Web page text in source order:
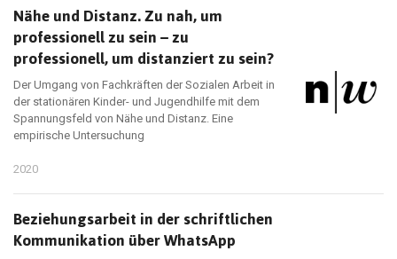
Nähe und Distanz. Zu nah, um
professionell zu sein – zu
professionell, um distanziert zu sein?
Der Umgang von Fachkräften der Sozialen Arbeit in
der stationären Kinder- und Jugendhilfe mit dem
Spannungsfeld von Nähe und Distanz. Eine
empirische Untersuchung
2020
Beziehungsarbeit in der schriftlichen
Kommunikation über WhatsApp